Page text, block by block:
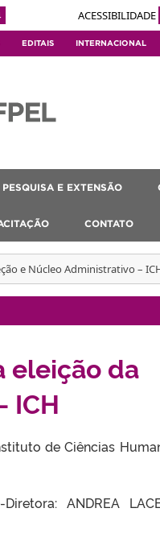
ACESSIBILIDADE
EDITAIS INTERNACIONAL
PESQUISA E EXTENSÃO
CONTATO
e Núcleo Administrativo –
eleição da
ICH
de Ciências
ANDREA